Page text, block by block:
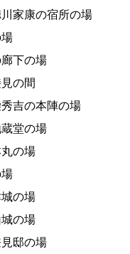
家康の宿所の場
下の場
の間
吉の本陣の場
堂の場
の場
の場
の場
邸の場